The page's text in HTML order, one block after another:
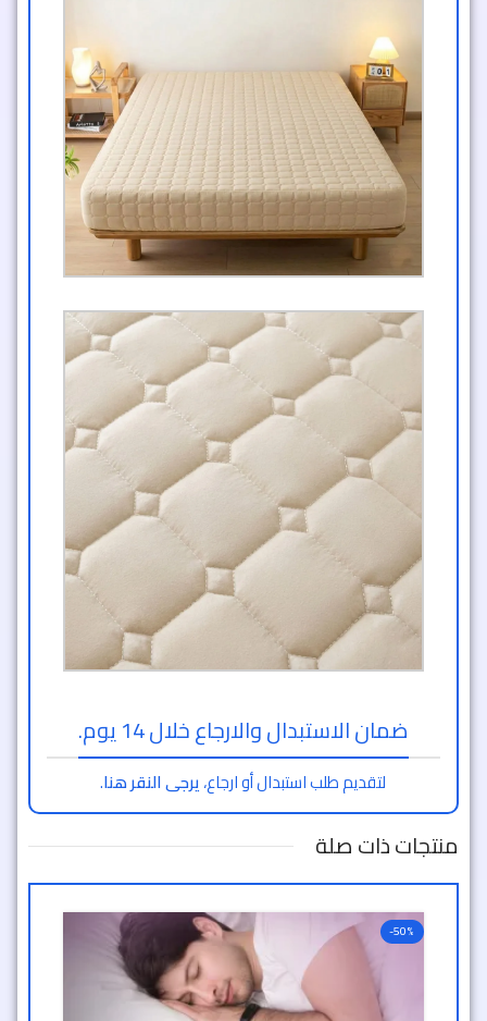
ضمان الاستبدال والارجاع خلال 14 يوم.
لتقديم طلب استبدال أو ارجاع،يرجى النقر هنا.
منتجات ذات صلة
-50%